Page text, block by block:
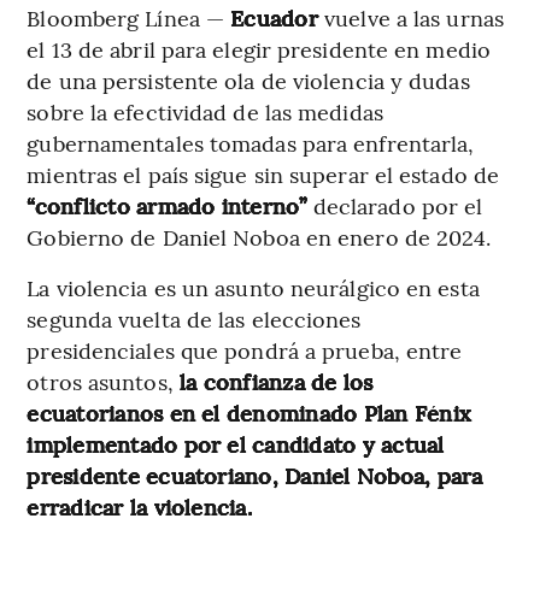
Bloomberg Línea — Ecuadorvuelve a las urnas
el 13 de abril para elegir presidente en medio
de una persistente ola de violencia y dudas
sobre la efectividad de las medidas
gubernamentales tomadas para enfrentarla,
mientras el país sigue sin superar el estado de
“conflicto armado interno”declarado por el
Gobierno de Daniel Noboa en enero de 2024.
La violencia es un asunto neurálgico en esta
segunda vuelta de las elecciones
presidenciales que pondrá a prueba, entre
otros asuntos, la confianza de los
ecuatorianos en el denominado Plan Fénix
implementado por el candidato y actual
presidente ecuatoriano, Daniel Noboa, para
erradicar la violencia.